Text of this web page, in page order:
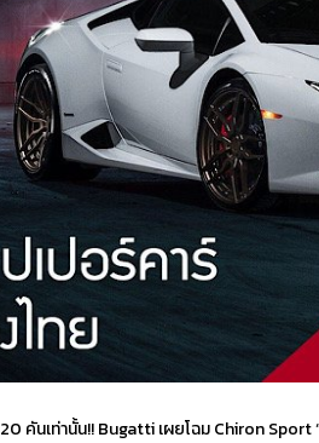
20 คันเท่านั้น!! Bugatti เผยโฉม Chiron